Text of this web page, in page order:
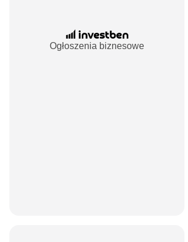
Ogłoszenia biznesowe